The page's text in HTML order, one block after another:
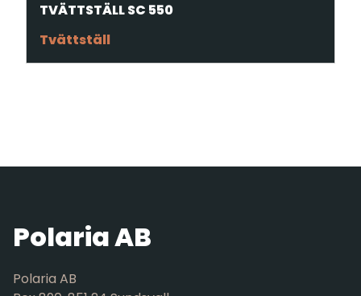
TVÄTTSTÄLL SC 550
Tvättställ
Polaria AB
Polaria AB